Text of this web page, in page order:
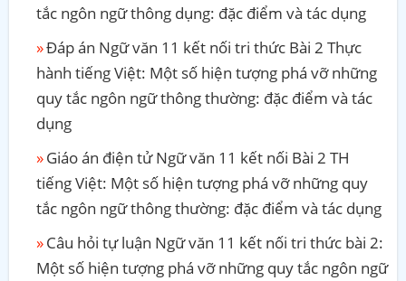
tắc ngôn ngữ thông dụng: đặc điểm và tác dụng
Đáp án Ngữ văn 11 kết nối tri thức Bài 2 Thực
hành tiếng Việt: Một số hiện tượng phá vỡ những
quy tắc ngôn ngữ thông thường: đặc điểm và tác
dụng
Giáo án điện tử Ngữ văn 11 kết nối Bài 2 TH
tiếng Việt: Một số hiện tượng phá vỡ những quy
tắc ngôn ngữ thông thường: đặc điểm và tác dụng
Câu hỏi tự luận Ngữ văn 11 kết nối tri thức bài 2:
Một số hiện tượng phá vỡ những quy tắc ngôn ngữ